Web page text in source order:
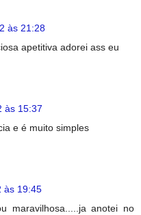
às 21:28
apetitiva adorei ass eu
às 15:37
e é muito simples
às 19:45
maravilhosa.....ja anotei no